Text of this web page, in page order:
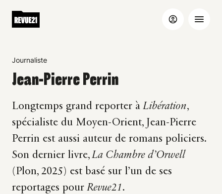
Journaliste
Jean-Pierre Perrin
Longtemps grand reporter àLibération,
spécialiste du Moyen-Orient, Jean-Pierre
Perrin est aussi auteur de romans policiers.
Son dernier livre,La Chambre d’Orwell
(Plon, 2025) est basé sur l’un de ses
reportages pourRevue21.